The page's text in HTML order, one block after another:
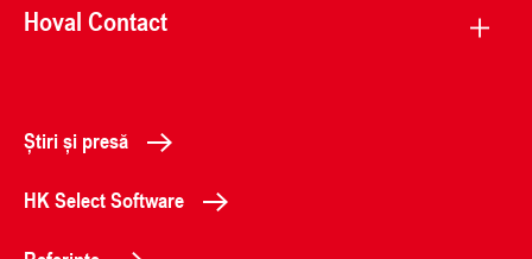
Hoval Contact
Știri și presă
HK Select Software